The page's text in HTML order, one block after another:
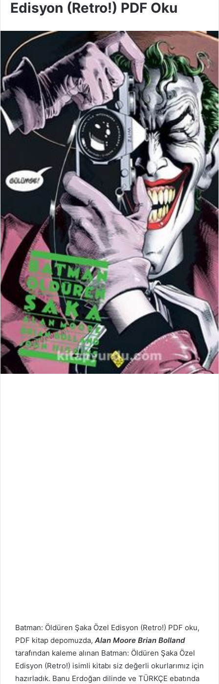
Edisyon (Retro!) PDF Oku
Batman: Öldüren Şaka Özel Edisyon (Retro!) PDF oku,
PDF kitap depomuzda, Alan Moore Brian Bolland
tarafından kaleme alınan Batman: Öldüren Şaka Özel
Edisyon (Retro!) isimli kitabı siz değerli okurlarımız için
hazırladık. Banu Erdoğan dilinde ve TÜRKÇE ebatında